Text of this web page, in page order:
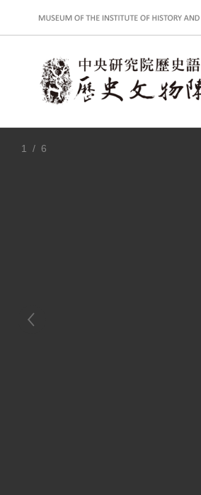
:::
1 / 6